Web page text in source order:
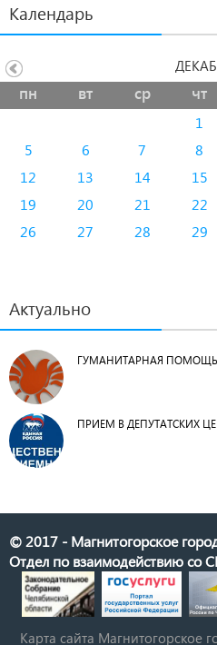
Календарь
пн вт ср чт
1
5
6 7 8
12
13 14 15
19
20 21 22
26
27 28 29
Актуально
ГУМАНИТАРНАЯ ПОМОЩЬ
ПРИЕМ В ДЕПУТАТСКИХ
© 2017 - Магнитогорское
Отдел по взаимодействию со
Карта сайта Магнитогорское